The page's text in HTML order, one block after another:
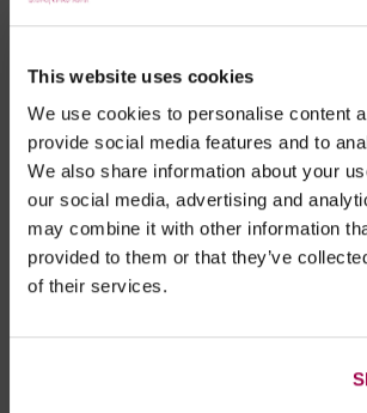
This website uses cookies
We use cookies to personalise content
provide social media features and to
We also share information about your
our social media, advertising and
may combine it with other information
provided to them or that they’ve
of their services.